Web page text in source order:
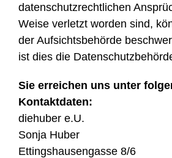
datenschutzrechtlichen
Weise verletzt worden sind,
der Aufsichtsbehörde
ist dies die
Sie erreichen uns unter
Kontaktdaten:
diehuber e.U.
Sonja Huber
Ettingshausengasse 8/6